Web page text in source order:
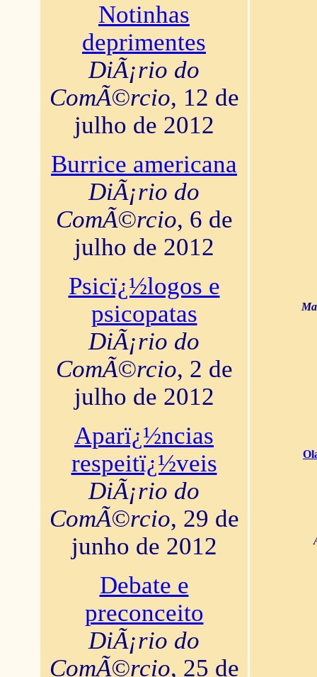
Notinhas
deprimentes
DiÃ¡rio do
ComÃ©rcio, 12 de
julho de 2012
Burrice americana
DiÃ¡rio do
ComÃ©rcio, 6 de
julho de 2012
Psicï¿½logos e
psicopatas
DiÃ¡rio do
ComÃ©rcio, 2 de
julho de 2012
Aparï¿½ncias
respeitï¿½veis
DiÃ¡rio do
ComÃ©rcio, 29 de
junho de 2012
Debate e
preconceito
DiÃ¡rio do
ComÃ©rcio, 25 de